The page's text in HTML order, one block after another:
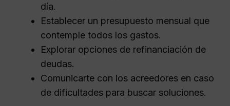
día.
Establecer un presupuesto mensual que
contemple todos los gastos.
Explorar opciones de refinanciación de
deudas.
Comunicarte con los acreedores en caso
de dificultades para buscar soluciones.